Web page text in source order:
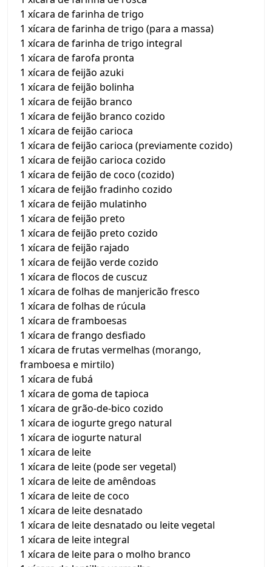
1 xícara de farinha de trigo
1 xícara de farinha de trigo (para a massa)
1 xícara de farinha de trigo integral
1 xícara de farofa pronta
1 xícara de feijão azuki
1 xícara de feijão bolinha
1 xícara de feijão branco
1 xícara de feijão branco cozido
1 xícara de feijão carioca
1 xícara de feijão carioca (previamente cozido)
1 xícara de feijão carioca cozido
1 xícara de feijão de coco (cozido)
1 xícara de feijão fradinho cozido
1 xícara de feijão mulatinho
1 xícara de feijão preto
1 xícara de feijão preto cozido
1 xícara de feijão rajado
1 xícara de feijão verde cozido
1 xícara de flocos de cuscuz
1 xícara de folhas de manjericão fresco
1 xícara de folhas de rúcula
1 xícara de framboesas
1 xícara de frango desfiado
1 xícara de frutas vermelhas (morango,
framboesa e mirtilo)
1 xícara de fubá
1 xícara de goma de tapioca
1 xícara de grão-de-bico cozido
1 xícara de iogurte grego natural
1 xícara de iogurte natural
1 xícara de leite
1 xícara de leite (pode ser vegetal)
1 xícara de leite de amêndoas
1 xícara de leite de coco
1 xícara de leite desnatado
1 xícara de leite desnatado ou leite vegetal
1 xícara de leite integral
1 xícara de leite para o molho branco